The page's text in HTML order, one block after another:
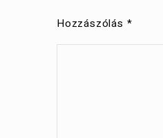
Hozzászólás *